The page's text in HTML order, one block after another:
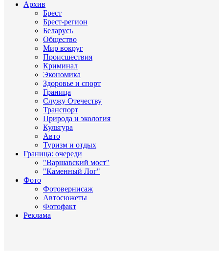
Архив
Брест
Брест-регион
Беларусь
Общество
Мир вокруг
Происшествия
Криминал
Экономика
Здоровье и спорт
Граница
Служу Отечеству
Транспорт
Природа и экология
Культура
Авто
Туризм и отдых
Граница: очереди
"Варшавский мост"
"Каменный Лог"
Фото
Фотовернисаж
Автосюжеты
Фотофакт
Реклама